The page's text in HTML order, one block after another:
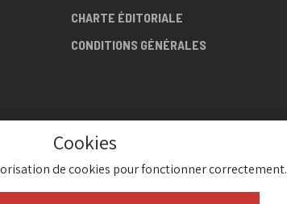
CHARTE ÉDITORIALE
CONDITIONS GÉNÉRALES
Cookies
de cookies pour fonctionner correctement.